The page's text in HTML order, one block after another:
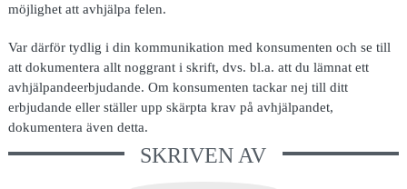
möjlighet att avhjälpa felen.
Var därför tydlig i din kommunikation med konsumenten och se till
att dokumentera allt noggrant i skrift, dvs. bl.a. att du lämnat ett
avhjälpandeerbjudande. Om konsumenten tackar nej till ditt
erbjudande eller ställer upp skärpta krav på avhjälpandet,
dokumentera även detta.
SKRIVEN AV